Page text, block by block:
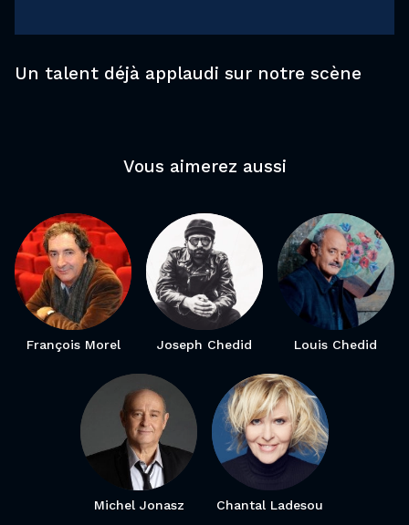
Un talent déjà applaudi sur notre scène
Vous aimerez aussi
François Morel Joseph Chedid Louis Chedid
Michel Jonasz Chantal Ladesou